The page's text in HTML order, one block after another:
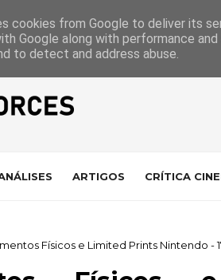
das Análises Suporte da Indústria
ARTIGOS CRÍTICA
Físicos e Limited Prints Nintendo -
cookies from Google to deliver its
Google along with performance
to detect and address abuse.